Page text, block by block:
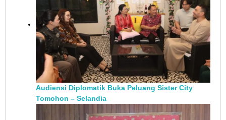
Audiensi Diplomatik Buka Peluang Sister City
Tomohon – Selandia